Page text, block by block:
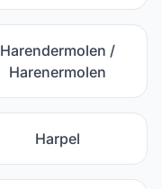
Harendermolen /
Harenermolen
Harpel